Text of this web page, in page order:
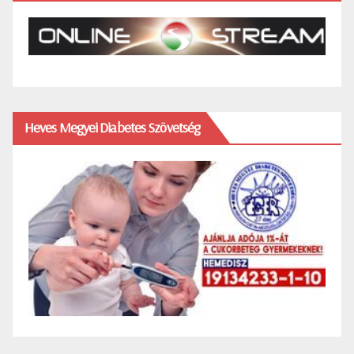
Heves Megyei Diabetes Szövetség